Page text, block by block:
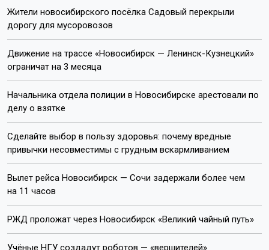
Жители новосибирского посёлка Садовый перекрыли
дорогу для мусоровозов
Движение на трассе «Новосибирск — Ленинск-Кузнецкий»
ограничат на 3 месяца
Начальника отдела полиции в Новосибирске арестовали по
делу о взятке
Сделайте выбор в пользу здоровья: почему вредные
привычки несовместимы с грудным вскармливанием
Вылет рейса Новосибирск — Сочи задержали более чем
на 11 часов
РЖД проложат через Новосибирск «Великий чайный путь»
Учёные НГУ создадут роботов — «вершителей»